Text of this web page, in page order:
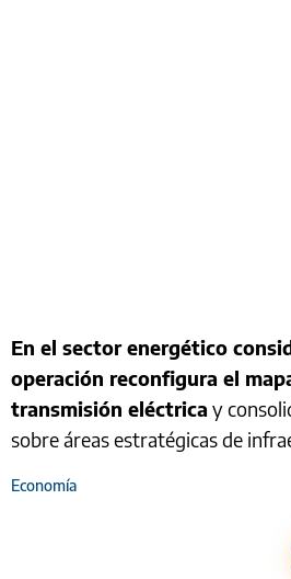
En el sector energético
operación reconfigura el
transmisión eléctrica y
sobre áreas estratégicas de
Economía